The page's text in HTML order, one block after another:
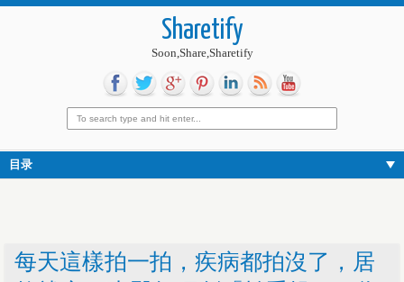
Sharetify
Soon,Share,Sharetify
目录
每天這樣拍一拍，疾病都拍沒了，居